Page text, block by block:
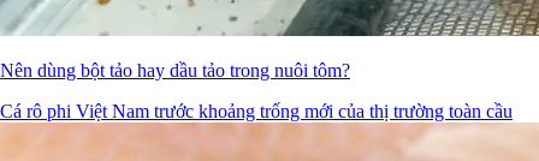
Nên dùng bột tảo hay dầu tảo trong nuôi tôm?
Cá rô phi Việt Nam trước khoảng trống mới của thị trường toàn cầu